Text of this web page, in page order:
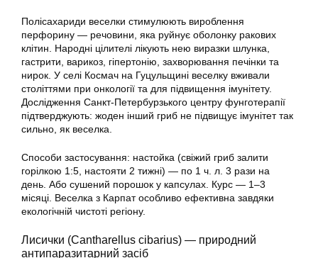
Полісахариди веселки стимулюють вироблення
перфорину — речовини, яка руйнує оболонку ракових
клітин. Народні цілителі лікують нею виразки шлунка,
гастрити, варикоз, гіпертонію, захворювання печінки та
нирок. У селі Космач на Гуцульщині веселку вживали
століттями при онкології та для підвищення імунітету.
Дослідження Санкт-Петербурзького центру фунготерапії
підтверджують: жоден інший гриб не підвищує імунітет так
сильно, як веселка.
Способи застосування: настойка (свіжий гриб залити
горілкою 1:5, настояти 2 тижні) — по 1 ч. л. 3 рази на
день. Або сушений порошок у капсулах. Курс — 1–3
місяці. Веселка з Карпат особливо ефективна завдяки
екологічній чистоті регіону.
Лисички (Cantharellus cibarius) — природний
антипаразитарний засіб